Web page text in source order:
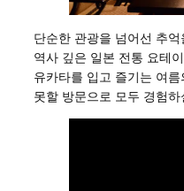
단순한 관광을 넘어선 추
역사 깊은 일본 전통 요테
유카타를 입고 즐기는 여
못할 방문으로 모두 경험하